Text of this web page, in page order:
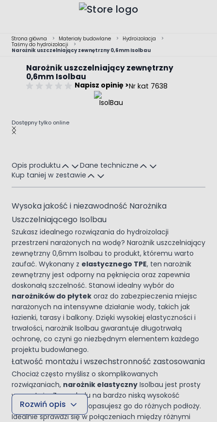
Strona główna > Materiały budowlane > Hydroizolacja
>
Taśmy do hydroizolacji
>
Narożnik uszczelniający zewnętrzny 0,6mm Isolbau
Narożnik uszczelniający zewnętrzny
0,6mm Isolbau
Napisz opinię >Nr kat 7638
Dostępny tylko online
Main image
Click to view image in fullscreen
Opis produktu
Dane techniczne
Kup taniej w zestawie
Wysoka jakość i niezawodność Narożnika
Uszczelniającego Isolbau
Szukasz idealnego rozwiązania do hydroizolacji
przestrzeni narażonych na wodę? Narożnik uszczelniający
zewnętrzny 0,6mm Isolbau to produkt, któremu warto
zaufać. Wykonany z elastycznego TPE, ten narożnik
zewnętrzny jest odporny na pęknięcia oraz zapewnia
doskonałą szczelność. Stanowi idealny wybór do
narożników do płytek oraz do zabezpieczenia miejsc
narażonych na intensywne działanie wody, takich jak
łazienki, tarasy i balkony. Dzięki wysokiej elastyczności i
trwałości, narożnik Isolbau gwarantuje długotrwałą
ochronę, co czyni go niezbędnym elementem każdego
projektu budowlanego.
Łatwość montażu i wszechstronność zastosowania
Chociaż często myślisz o skomplikowanych
rozwiązaniach, narożnik elastyczny Isolbau jest prosty
w montażu. Ze względu na bardzo niską wysokość
zabudowy, bez trudu dopasujesz go do różnych podłoży.
Idealnie sprawdzi się w połączeniach między różnymi
Rozwiń opis